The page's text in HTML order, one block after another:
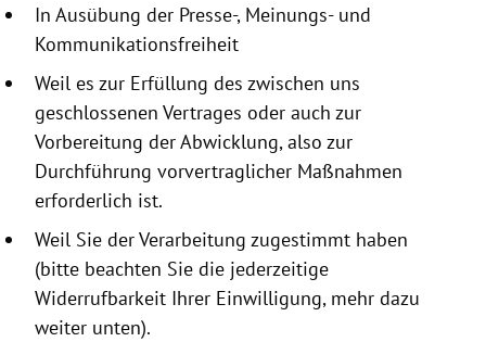
In Ausübung der Presse-, Meinungs- und
Kommunikationsfreiheit
Weil es zur Erfüllung des zwischen uns
geschlossenen Vertrages oder auch zur
Vorbereitung der Abwicklung, also zur
Durchführung vor­vertraglicher Maßnahmen
erforderlich ist.
Weil Sie der Verarbeitung zugestimmt haben
(bitte beachten Sie die jeder­zeitige
Widerrufbarkeit Ihrer Einwilligung, mehr dazu
weiter unten).